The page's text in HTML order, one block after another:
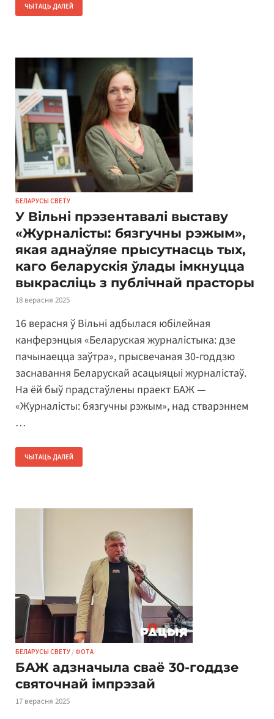
ЧЫТАЦЬ ДАЛЕЙ
БЕЛАРУСЫ СВЕТУ
У Вільні прэзентавалі выставу
«Журналісты: бязгучны рэжым»,
якая аднаўляе прысутнасць тых,
каго беларускія ўлады імкнуцца
выкрасліць з публічнай прасторы
18 верасня 2025
16 верасня ў Вільні адбылася юбілейная
канферэнцыя «Беларуская журналістыка: дзе
пачынаецца заўтра», прысвечаная 30-годдзю
заснавання Беларускай асацыяцыі журналістаў.
На ёй быў прадстаўлены праект БАЖ —
«Журналісты: бязгучны рэжым», над стварэннем
…
ЧЫТАЦЬ ДАЛЕЙ
БЕЛАРУСЫ СВЕТУ /ФОТА
БАЖ адзначыла сваё 30-годдзе
святочнай імпрэзай
17 верасня 2025